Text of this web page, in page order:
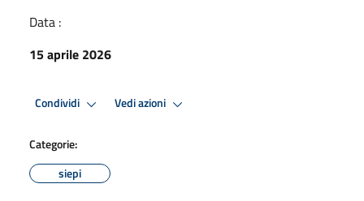
Data :
15 aprile 2026
Condividi Vedi azioni
Categorie:
siepi